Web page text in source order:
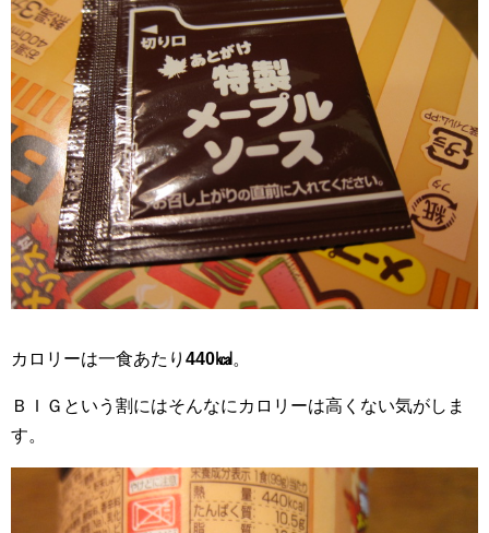
カロリーは一食あたり 440㎉ 。
ＢＩＧという割にはそんなにカロリーは高くない気がしま
す。